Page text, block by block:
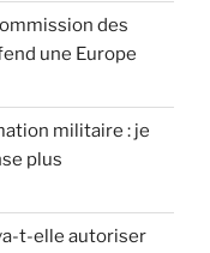
des
une Europe
militaire : je
plus
t-elle autoriser